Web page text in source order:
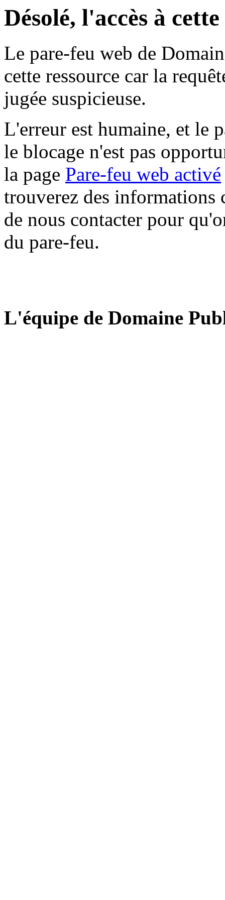
Désolé, l'accès à
Le pare-feu web de
cette ressource car la
jugée suspicieuse.
L'erreur est humaine, et le
le blocage n'est pas
la page Pare-feu web activé
trouverez des informations
de nous contacter pour
du pare-feu.
L'équipe de Domaine